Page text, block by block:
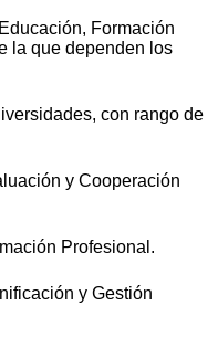
Formación
la que dependen los
con rango de
y Cooperación
Profesional.
y Gestión